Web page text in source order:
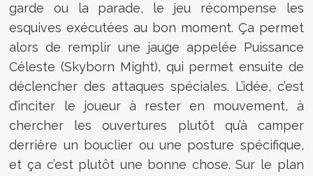
garde ou la parade, le jeu récompense les
esquives exécutées au bon moment. Ça permet
alors de remplir une jauge appelée Puissance
Céleste (Skyborn Might), qui permet ensuite de
déclencher des attaques spéciales. L’idée, c’est
d’inciter le joueur à rester en mouvement, à
chercher les ouvertures plutôt qu’à camper
derrière un bouclier ou une posture spécifique,
et ça c’est plutôt une bonne chose.Sur le plan